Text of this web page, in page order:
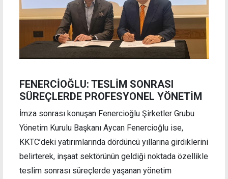
FENERCİOĞLU: TESLİM SONRASI
SÜREÇLERDE PROFESYONEL YÖNETİM
İmza sonrası konuşan Fenercioğlu Şirketler Grubu
Yönetim Kurulu Başkanı Aycan Fenercioğlu ise,
KKTC’deki yatırımlarında dördüncü yıllarına girdiklerini
belirterek, inşaat sektörünün geldiği noktada özellikle
teslim sonrası süreçlerde yaşanan yönetim